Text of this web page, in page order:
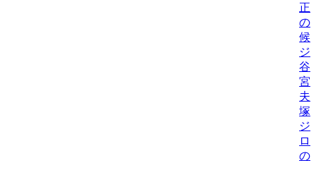
正
の
候/
ジ
谷
宮
夫
塚
ジ
ロ
の